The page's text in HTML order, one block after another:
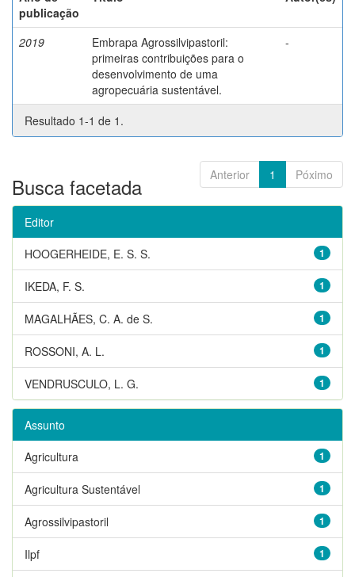
publicação
2019
Embrapa Agrossilvipastoril:
primeiras contribuições para o
desenvolvimento de uma
agropecuária sustentável.
-
Resultado 1-1 de 1.
Anterior 1 Póximo
Busca facetada
Editor
1
HOOGERHEIDE, E. S. S.
1
IKEDA, F. S.
1
MAGALHÃES, C. A. de S.
1
ROSSONI, A. L.
1
VENDRUSCULO, L. G.
Assunto
1
Agricultura
1
Agricultura Sustentável
1
Agrossilvipastoril
1
Ilpf